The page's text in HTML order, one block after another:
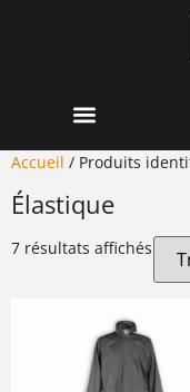
Accueil / Produits
Élastique
7 résultats affichés
Cookies management